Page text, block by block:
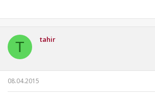
T tahir
08.04.2015